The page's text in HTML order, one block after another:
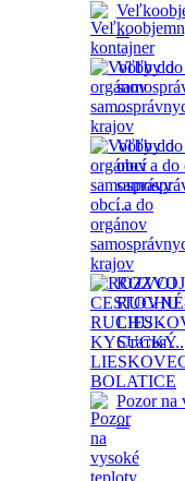
...
Voľby do
...
Voľby do
obcí a do
...
RUCHU
Статья ...
Pozor na
...